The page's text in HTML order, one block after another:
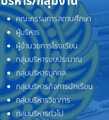
คณะกรรมการสถานศึกษา
ผู้บริหาร
ผู้อำนวยการโรงเรียน
กลุ่มบริหารงบประมาณ
กลุ่มบริหารบุคคล
กลุ่มบริหารกิจการนักเรียน
กลุ่มบริหารวิชาการ
กลุ่มบริหารทั่วไป